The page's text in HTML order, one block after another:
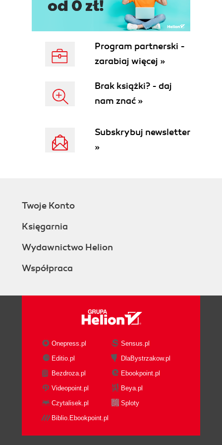
Program partnerski -
zarabiaj więcej »
Brak książki? - daj
nam znać »
Subskrybuj newsletter
»
Twoje Konto
Księgarnia
Wydawnictwo Helion
Współpraca
Onepress.pl
Sensus.pl
Editio.pl
DlaBystrzakow.pl
Bezdroza.pl
Ebookpoint.pl
Videopoint.pl
Beya.pl
Czytalisek.pl
Sploty
Biblio.Ebookpoint.pl